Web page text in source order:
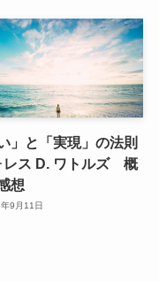
」と「実現」の法則
レス D. ワトルズ 概
想
9月11日